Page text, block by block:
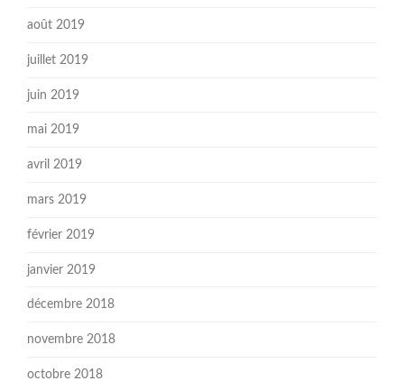
août 2019
juillet 2019
juin 2019
mai 2019
avril 2019
mars 2019
février 2019
janvier 2019
décembre 2018
novembre 2018
octobre 2018